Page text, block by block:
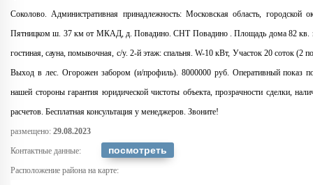
Соколово. Административная принадлежность: Московская область,
Пятницком ш. 37 км от МКАД, д. Повадино. СНТ Повадино . Площадь дома 82 кв.
гостиная, сауна, помывочная, с/у. 2-й этаж: спальня. W-10 кВт, Участок 20 соток (2
Выход в лес. Огорожен забором (и/профиль). 8000000 руб. Оперативный показ
нашей стороны гарантия юридической чистоты объекта, прозрачности сделки,
расчетов. Бесплатная консультация у менеджеров. Звоните!
размещено: 29.08.2023
Контактные данные:
Расположение района на карте: